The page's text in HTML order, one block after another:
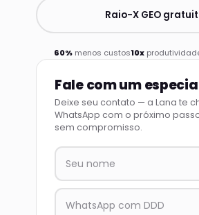
Raio-X GEO
60% menos custos10x
Fale com um
Deixe seu contato — a Lana te
WhatsApp com o próximo
sem compromisso.